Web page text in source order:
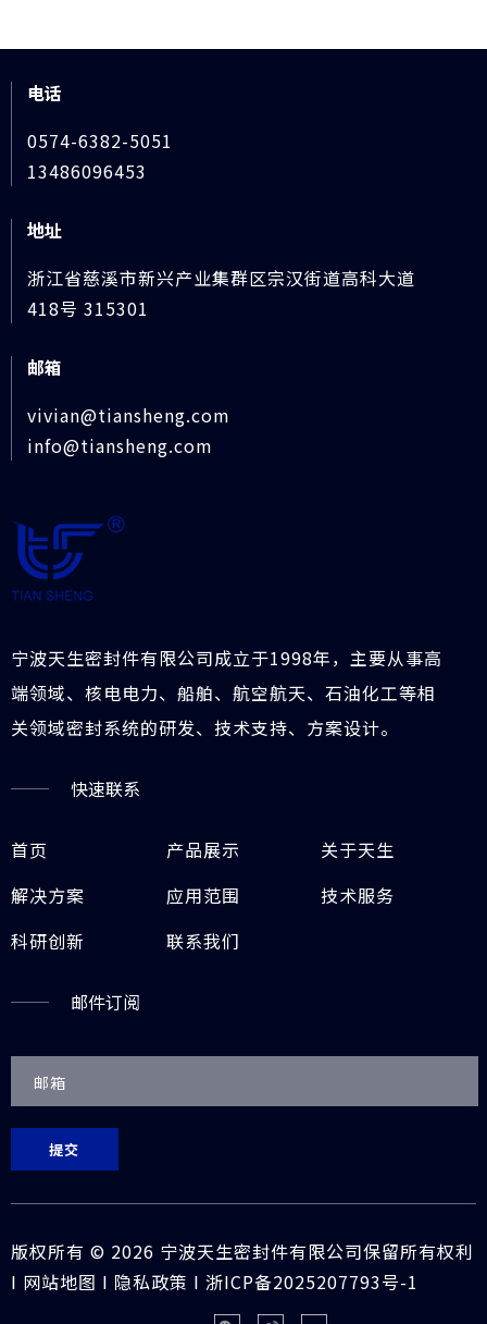
电话
0574-6382-5051
13486096453
地址
浙江省慈溪市新兴产业集群区宗汉街道高科大道
418号 315301
邮箱
vivian@tiansheng.com
info@tiansheng.com
宁波天生密封件有限公司成立于1998年，主要从事高
端领域、核电电力、船舶、航空航天、石油化工等相
关领域密封系统的研发、技术支持、方案设计。
快速联系
首页 产品展示
关于天生
解决方案
应用范围
技术服务
科研创新
联系我们
邮件订阅
提交
版权所有 © 2026 宁波天生密封件有限公司保留所有权利
I 网站地图 I 隐私政策 I 浙ICP备2025207793号-1